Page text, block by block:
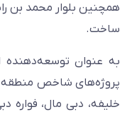
همچنین بلوار محمد بن
ساخت.
به عنوان توسعه‌دهنده
پروژه‌های شاخص منطقه را
خلیفه، دبی مال، فواره